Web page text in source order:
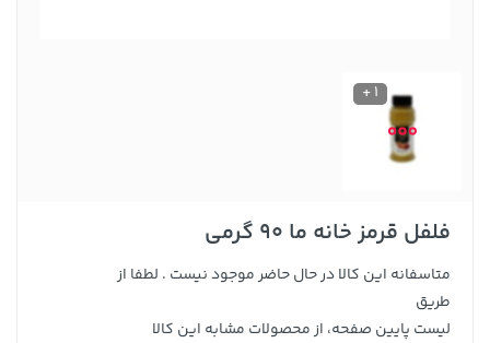
1 +
فلفل قرمز خانه ما 90 گرمی
متاسفانه این کالا در حال حاضر موجود نیست . لطفا از
طریق
لیست پایین صفحه، از محصولات مشابه این کالا